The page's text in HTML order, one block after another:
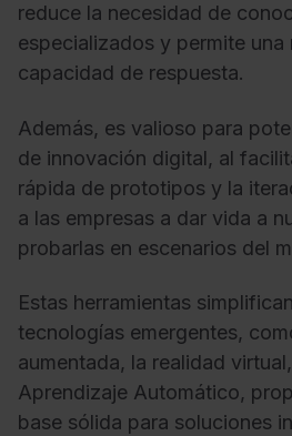
reduce la necesidad de
especializados y permite
capacidad de respuesta.
Además, es valioso para
de innovación digital, al
rápida de prototipos y la
a las empresas a dar vida a
probarlas en escenarios del
Estas herramientas
tecnologías emergentes,
aumentada, la realidad
Aprendizaje Automático,
base sólida para soluciones